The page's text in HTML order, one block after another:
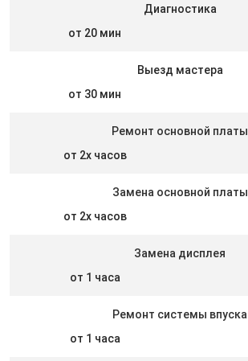
Диагностика
от 20 мин
Выезд мастера
от 30 мин
Ремонт основной платы
от 2х часов
Замена основной платы
от 2х часов
Замена дисплея
от 1 часа
Ремонт системы впуска
от 1 часа